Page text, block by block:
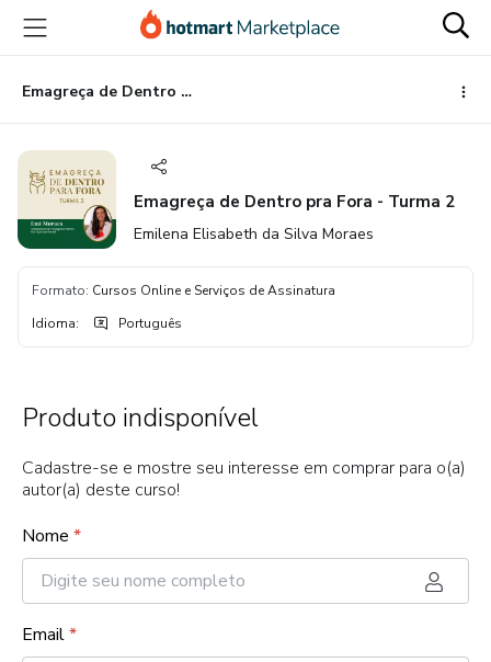
para
conteúdo
principal
para
pagamento
para
rodapé
Emagreça de Dentro pra Fora - Turma 2
Emagreça de Dentro pra Fora - Turma 2
Emilena Elisabeth da Silva Moraes
Formato: Cursos Online e Serviços de Assinatura
Idioma: Português
Produto indisponível
Cadastre-se e mostre seu interesse em comprar para o(a)
autor(a) deste curso!
Nome *
Email*